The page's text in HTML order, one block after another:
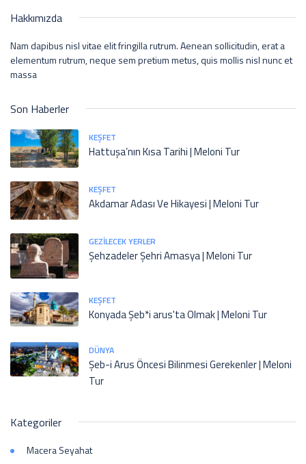
Hakkımızda
Nam dapibus nisl vitae elit fringilla rutrum. Aenean sollicitudin, erat a
elementum rutrum, neque sem pretium metus, quis mollis nisl nunc et
massa
Son Haberler
KEŞFET
Hattuşa’nın Kısa Tarihi | Meloni Tur
KEŞFET
Akdamar Adası Ve Hikayesi | Meloni Tur
GEZILECEK YERLER
Şehzadeler Şehri Amasya | Meloni Tur
KEŞFET
Konyada Şeb*i arus'ta Olmak | Meloni Tur
DÜNYA
Şeb-i Arus Öncesi Bilinmesi Gerekenler | Meloni
Tur
Kategoriler
Macera Seyahat